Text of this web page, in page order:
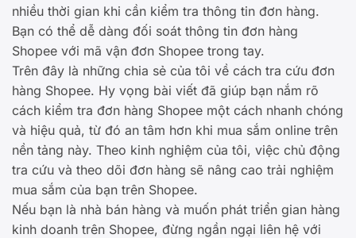
nhiều thời gian khi cần kiểm tra thông tin đơn hàng.
Bạn có thể dễ dàng đối soát thông tin đơn hàng
Shopee với mã vận đơn Shopee trong tay.
Trên đây là những chia sẻ của tôi về cách tra cứu đơn
hàng Shopee. Hy vọng bài viết đã giúp bạn nắm rõ
cách kiểm tra đơn hàng Shopee một cách nhanh chóng
và hiệu quả, từ đó an tâm hơn khi mua sắm online trên
nền tảng này. Theo kinh nghiệm của tôi, việc chủ động
tra cứu và theo dõi đơn hàng sẽ nâng cao trải nghiệm
mua sắm của bạn trên Shopee.
Nếu bạn là nhà bán hàng và muốn phát triển gian hàng
kinh doanh trên Shopee, đừng ngần ngại liên hệ với